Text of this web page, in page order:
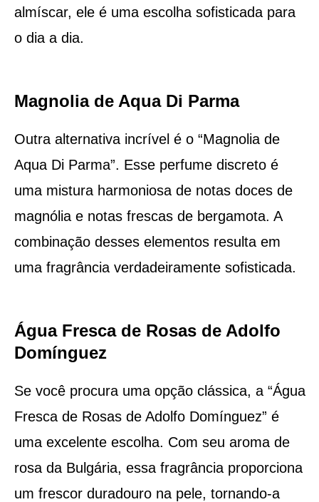
almíscar, ele é uma escolha sofisticada para
o dia a dia.
Magnolia de Aqua Di Parma
Outra alternativa incrível é o “Magnolia de
Aqua Di Parma”. Esse perfume discreto é
uma mistura harmoniosa de notas doces de
magnólia e notas frescas de bergamota. A
combinação desses elementos resulta em
uma fragrância verdadeiramente sofisticada.
Água Fresca de Rosas de Adolfo
Domínguez
Se você procura uma opção clássica, a “Água
Fresca de Rosas de Adolfo Domínguez” é
uma excelente escolha. Com seu aroma de
rosa da Bulgária, essa fragrância proporciona
um frescor duradouro na pele, tornando-a